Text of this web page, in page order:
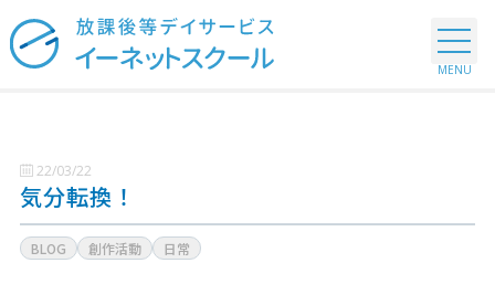
22/03/22
気分転換！
BLOG 創作活動 日常